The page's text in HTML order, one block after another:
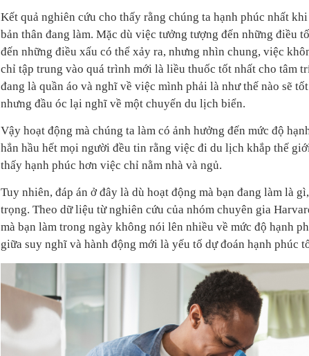
Kết quả nghiên cứu cho thấy rằng chúng ta hạnh phúc nhất
bản thân đang làm. Mặc dù việc tưởng tượng đến những điều
đến những điều xấu có thể xảy ra, nhưng nhìn chung, việc
chỉ tập trung vào quá trình mới là liều thuốc tốt nhất cho tâm
đang là quần áo và nghĩ về việc mình phải là như thế nào sẽ
nhưng đầu óc lại nghĩ về một chuyến du lịch biển.
Vậy hoạt động mà chúng ta làm có ảnh hưởng đến mức độ
hẳn hầu hết mọi người đều tin rằng việc đi du lịch khắp thế
thấy hạnh phúc hơn việc chỉ nằm nhà và ngủ.
Tuy nhiên, đáp án ở đây là dù hoạt động mà bạn đang làm là
trọng. Theo dữ liệu từ nghiên cứu của nhóm chuyên gia
mà bạn làm trong ngày không nói lên nhiều về mức độ hạnh
giữa suy nghĩ và hành động mới là yếu tố dự đoán hạnh phúc